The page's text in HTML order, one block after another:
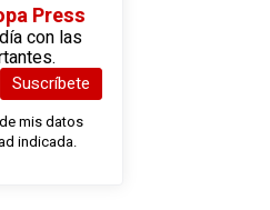
Press
con las
Suscríbete
mis datos
indicada.